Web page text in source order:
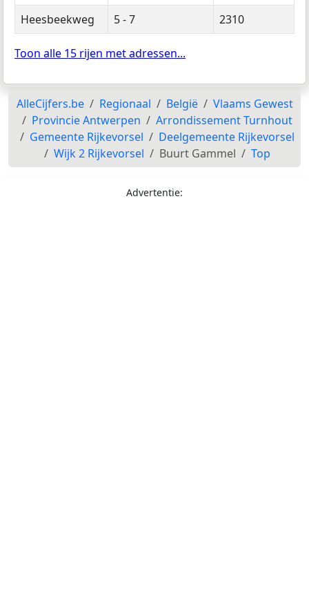
Heesbeekweg
5 - 7 2310
Toon alle 15 rijen met adressen...
AlleCijfers.be Regionaal België
Vlaams Gewest
Provincie Antwerpen
Arrondissement Turnhout
Gemeente Rijkevorsel
Deelgemeente Rijkevorsel
Wijk 2 Rijkevorsel
Buurt Gammel Top
Advertentie: